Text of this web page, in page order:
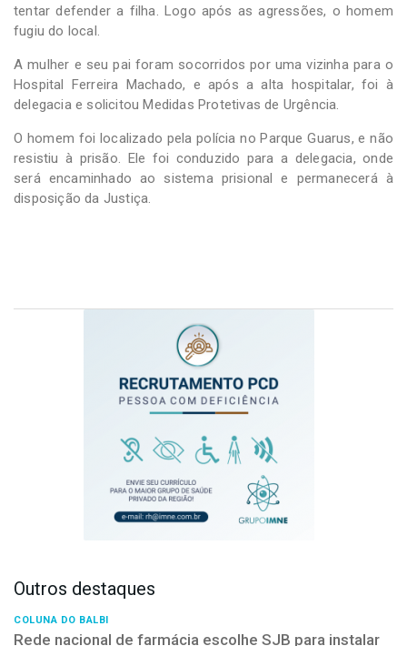
tentar defender a filha. Logo após as agressões, o homem
fugiu do local.
A mulher e seu pai foram socorridos por uma vizinha para o
Hospital Ferreira Machado, e após a alta hospitalar, foi à
delegacia e solicitou Medidas Protetivas de Urgência.
O homem foi localizado pela polícia no Parque Guarus, e não
resistiu à prisão. Ele foi conduzido para a delegacia, onde
será encaminhado ao sistema prisional e permanecerá à
disposição da Justiça.
Outros destaques
COLUNA DO BALBI
Rede nacional de farmácia escolhe SJB para instalar